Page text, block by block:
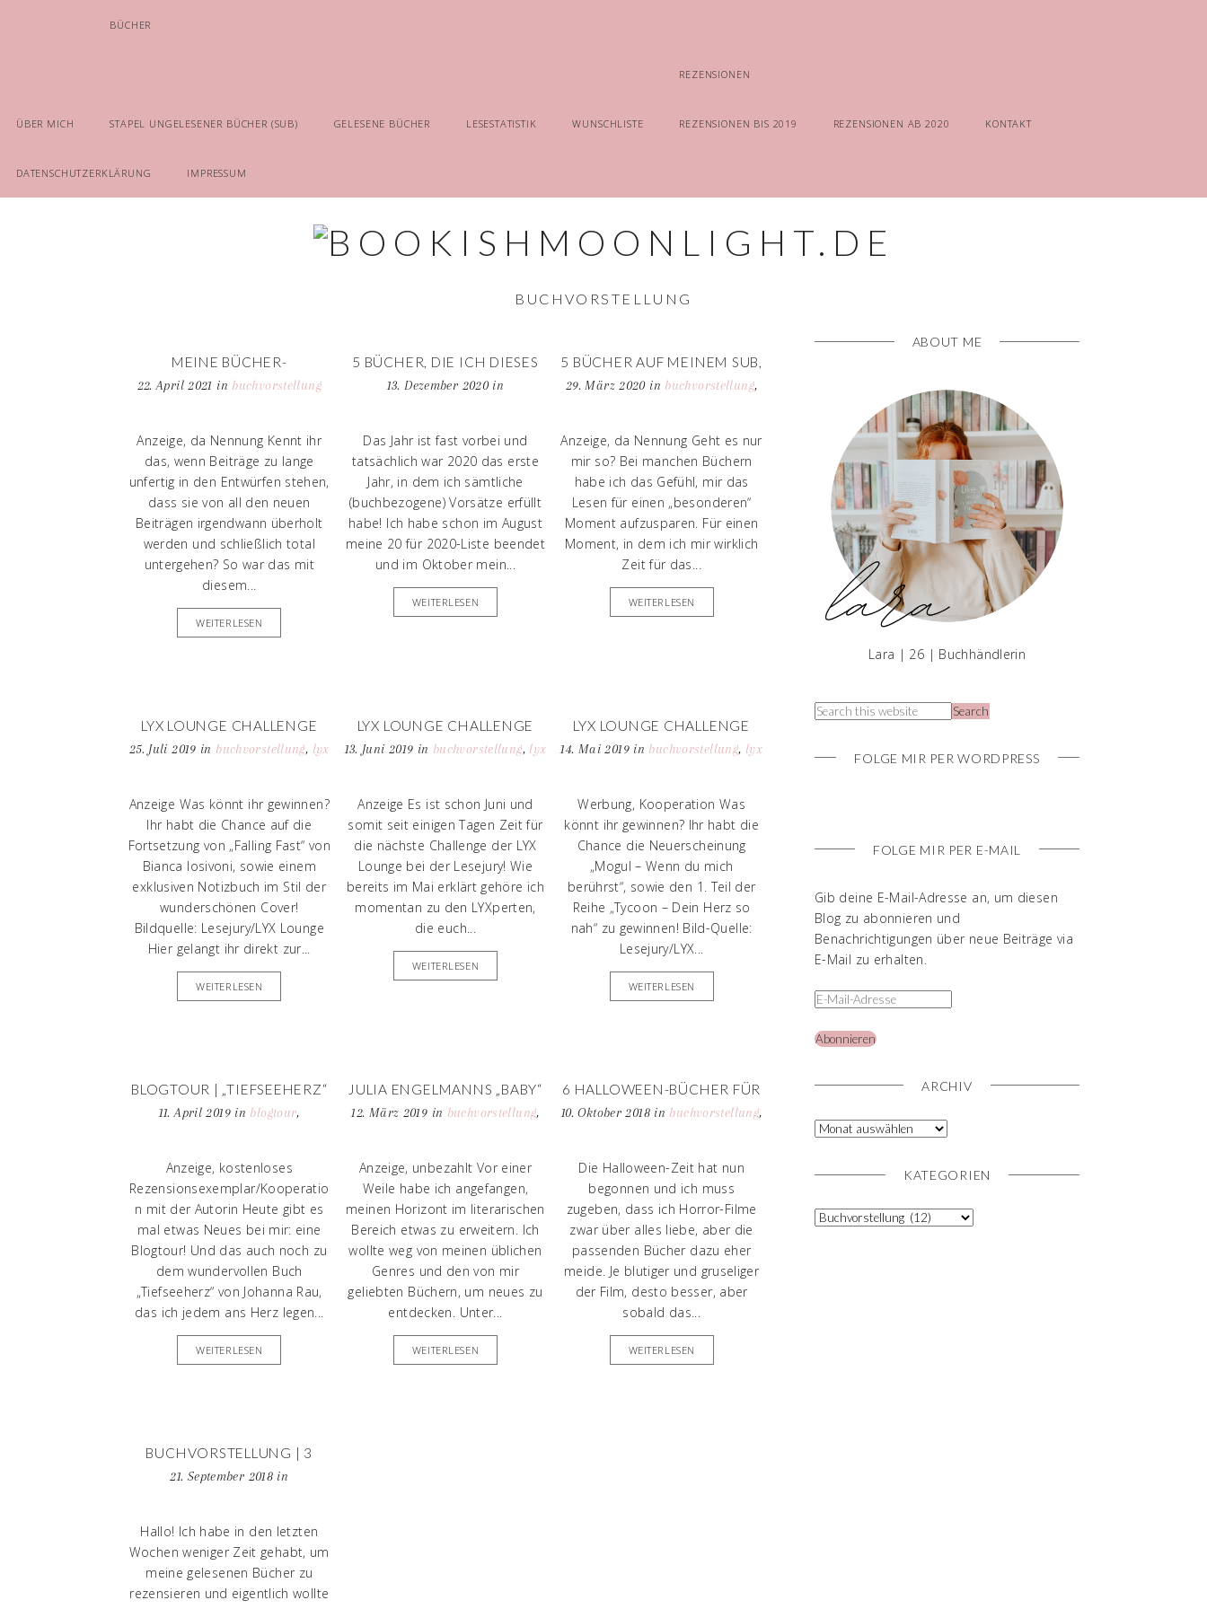
ÜBER MICH
BÜCHER
STAPEL UNGELESENER BÜCHER (SUB) GELESENE BÜCHER LESESTATISTIK WUNSCHLISTE
REZENSIONEN
REZENSIONEN BIS 2019 REZENSIONEN AB 2020 KONTAKT
DATENSCHUTZERKLÄRUNG IMPRESSUM
BUCHVORSTELLUNG
MEINE BÜCHER-
WUNSCHLISTE –
22. April 2021 in buchvorstellung
Anzeige, da Nennung Kennt ihr
das, wenn Beiträge zu lange
unfertig in den Entwürfen stehen,
dass sie von all den neuen
Beiträgen irgendwann überholt
werden und schließlich total
untergehen? So war das mit
diesem...
WEITERLESEN
5 BÜCHER, DIE ICH DIESES
JAHR NOCH BEENDEN
13. Dezember 2020 in
Das Jahr ist fast vorbei und
tatsächlich war 2020 das erste
Jahr, in dem ich sämtliche
(buchbezogene) Vorsätze erfüllt
habe! Ich habe schon im August
meine 20 für 2020-Liste beendet
und im Oktober mein...
WEITERLESEN
5 BÜCHER AUF MEINEM SUB,
DIE ICH (NOCH) NICHT
29. März 2020 in buchvorstellung,
Anzeige, da Nennung Geht es nur
mir so? Bei manchen Büchern
habe ich das Gefühl, mir das
Lesen für einen „besonderen“
Moment aufzusparen. Für einen
Moment, in dem ich mir wirklich
Zeit für das...
WEITERLESEN
LYX LOUNGE CHALLENGE
JULI | „FLYING HIGH“ VON
25. Juli 2019 in buchvorstellung, lyx
Anzeige Was könnt ihr gewinnen?
Ihr habt die Chance auf die
Fortsetzung von „Falling Fast“ von
Bianca Iosivoni, sowie einem
exklusiven Notizbuch im Stil der
wunderschönen Cover!
Bildquelle: Lesejury/LYX Lounge
Hier gelangt ihr direkt zur...
WEITERLESEN
LYX LOUNGE CHALLENGE
JUNI | „HOPE AGAIN“ VON
13. Juni 2019 in buchvorstellung, lyx
Anzeige Es ist schon Juni und
somit seit einigen Tagen Zeit für
die nächste Challenge der LYX
Lounge bei der Lesejury! Wie
bereits im Mai erklärt gehöre ich
momentan zu den LYXperten,
die euch...
WEITERLESEN
LYX LOUNGE CHALLENGE
MAI | „MOGUL – WENN DU
14. Mai 2019 in buchvorstellung, lyx
Werbung, Kooperation Was
könnt ihr gewinnen? Ihr habt die
Chance die Neuerscheinung
„Mogul – Wenn du mich
berührst“, sowie den 1. Teil der
Reihe „Tycoon – Dein Herz so
nah“ zu gewinnen! Bild-Quelle:
Lesejury/LYX...
WEITERLESEN
BLOGTOUR | „TIEFSEEHERZ“
VON JOHANNA RAU
11. April 2019 in blogtour,
Anzeige, kostenloses
Rezensionsexemplar/Kooperatio
n mit der Autorin Heute gibt es
mal etwas Neues bei mir: eine
Blogtour! Und das auch noch zu
dem wundervollen Buch
„Tiefseeherz“ von Johanna Rau,
das ich jedem ans Herz legen...
WEITERLESEN
JULIA ENGELMANNS „BABY“
UND ICH | 2
12. März 2019 in buchvorstellung,
Anzeige, unbezahlt Vor einer
Weile habe ich angefangen,
meinen Horizont im literarischen
Bereich etwas zu erweitern. Ich
wollte weg von meinen üblichen
Genres und den von mir
geliebten Büchern, um neues zu
entdecken. Unter...
WEITERLESEN
6 HALLOWEEN-BÜCHER FÜR
KLEINE ANGSTHASEN
10. Oktober 2018 in buchvorstellung,
Die Halloween-Zeit hat nun
begonnen und ich muss
zugeben, dass ich Horror-Filme
zwar über alles liebe, aber die
passenden Bücher dazu eher
meide. Je blutiger und gruseliger
der Film, desto besser, aber
sobald das...
WEITERLESEN
BUCHVORSTELLUNG | 3
LESENWERTE BÜCHER
21. September 2018 in
Hallo! Ich habe in den letzten
Wochen weniger Zeit gehabt, um
meine gelesenen Bücher zu
rezensieren und eigentlich wollte
ABOUT ME
Lara | 26 | Buchhändlerin
FOLGE MIR PER WORDPRESS
FOLGE MIR PER E-MAIL
Gib deine E-Mail-Adresse an, um diesen
Blog zu abonnieren und
Benachrichtigungen über neue Beiträge via
E-Mail zu erhalten.
Abonnieren
ARCHIV
KATEGORIEN